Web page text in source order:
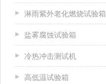
淋雨紫外老化燃烧试验箱
盐雾腐蚀试验箱
冷热冲击测试机
高低温试验箱